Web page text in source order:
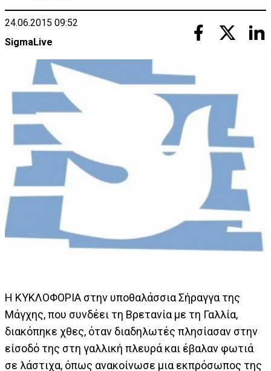
24.06.2015 09:52
SigmaLive
Η ΚΥΚΛΟΦΟΡΙΑ στην υποθαλάσσια Σήραγγα της
Μάγχης, που συνδέει τη Βρετανία με τη Γαλλία,
διακόπηκε χθες, όταν διαδηλωτές πλησίασαν στην
είσοδό της στη γαλλική πλευρά και έβαλαν φωτιά
σε λάστιχα, όπως ανακοίνωσε μια εκπρόσωπος της